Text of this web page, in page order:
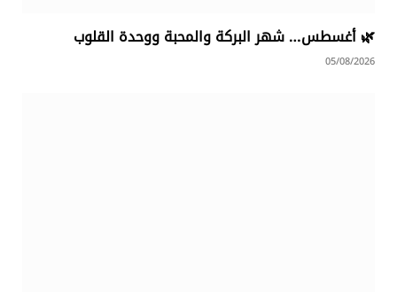
🌿 أغسطس… شهر البركة والمحبة ووحدة القلوب
05/08/2026